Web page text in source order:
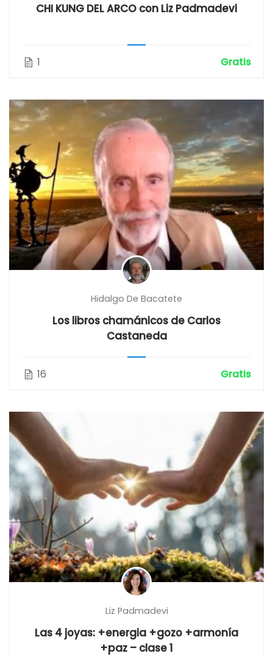
CHI KUNG DEL ARCO con Liz Padmadevi
1 Gratis
Hidalgo De Bacatete
Los libros chamánicos de Carlos
Castaneda
16 Gratis
Liz Padmadevi
Las 4 joyas: +energia +gozo +armonía
+paz – clase 1